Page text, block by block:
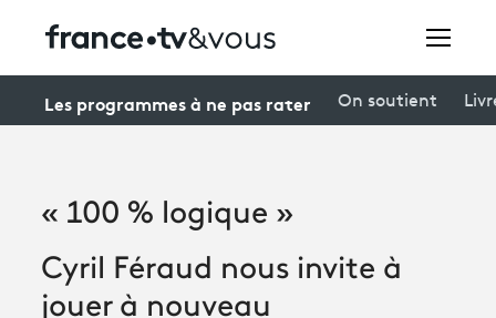
Creators
À la une
Les programmes à ne pas rater On soutient
« 100 % logique »
Cyril Féraud nous invite à
jouer à nouveau